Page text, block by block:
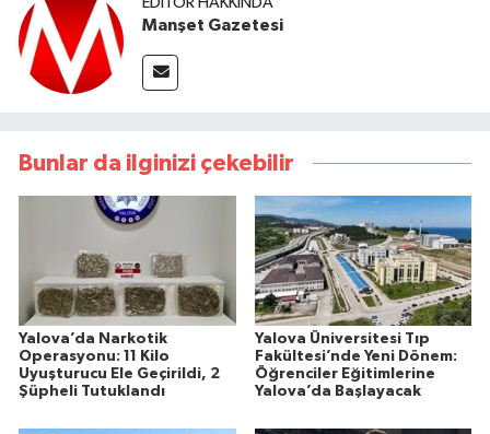
Manşet Gazetesi
Bunlar da ilginizi çekebilir
Yalova’da Narkotik
Operasyonu: 11 Kilo
Uyuşturucu Ele Geçirildi, 2
Şüpheli Tutuklandı
Yalova Üniversitesi Tıp
Fakültesi’nde Yeni Dönem:
Öğrenciler Eğitimlerine
Yalova’da Başlayacak